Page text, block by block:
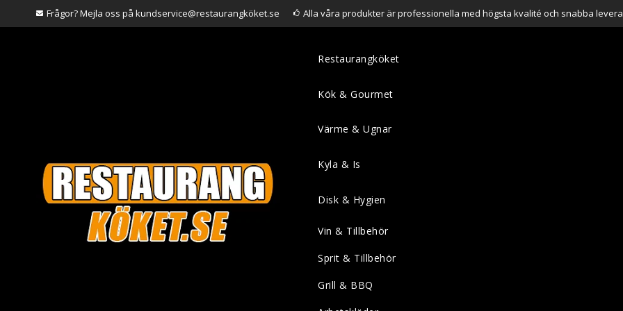
Frågor? Mejla oss på kundservice@restaurangköket.se Alla våra produkter är professionella med högsta kvalité och snabba
Restaurangköket
Kök & Gourmet
Värme & Ugnar
Kyla & Is
Disk & Hygien
Vin & Tillbehör
Sprit & Tillbehör
Grill & BBQ